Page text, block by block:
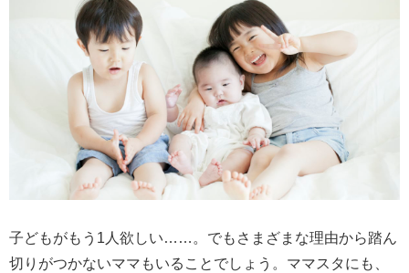
子どもがもう1人欲しい……。でもさまざまな理由から踏ん
切りがつかないママもいることでしょう。ママスタにも、